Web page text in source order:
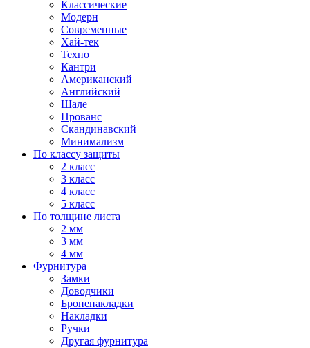
Классические
Модерн
Современные
Хай-тек
Техно
Кантри
Американский
Английский
Шале
Прованс
Скандинавский
Минимализм
По классу защиты
2 класс
3 класс
4 класс
5 класс
По толщине листа
2 мм
3 мм
4 мм
Фурнитура
Замки
Доводчики
Броненакладки
Накладки
Ручки
Другая фурнитура